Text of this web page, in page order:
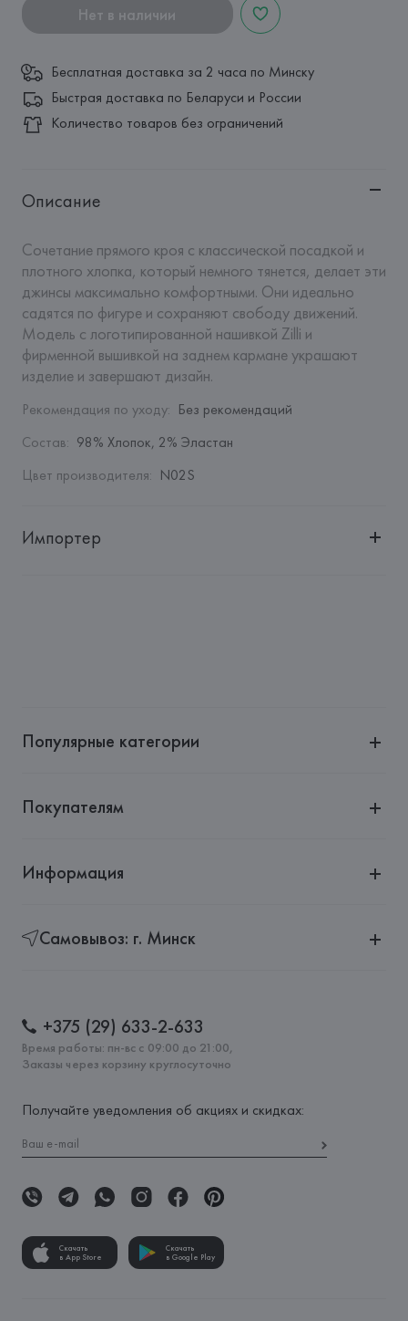
Нет в наличии
Бесплатная доставка за 2 часа по Минску
Быстрая доставка по Беларуси и России
Количество товаров без ограничений
Описание
Сочетание прямого кроя с классической посадкой и
плотного хлопка, который немного тянется, делает эти
джинсы максимально комфортными. Они идеально
садятся по фигуре и сохраняют свободу движений.
Модель с логотипированной нашивкой Zilli и
фирменной вышивкой на заднем кармане украшают
изделие и завершают дизайн.
Рекомендация по уходу: Без рекомендаций
Состав: 98% Хлопок, 2% Эластан
Цвет производителя: N02S
Импортер
Популярные категории
Покупателям
Информация
Самовывоз: г. Минск
+375 (29) 633-2-633
Время работы: пн-вс с 09:00 до 21:00,
Заказы через корзину круглосуточно
Получайте уведомления об акциях и скидках:
Скачать
в App Store
Скачать
в Google Play